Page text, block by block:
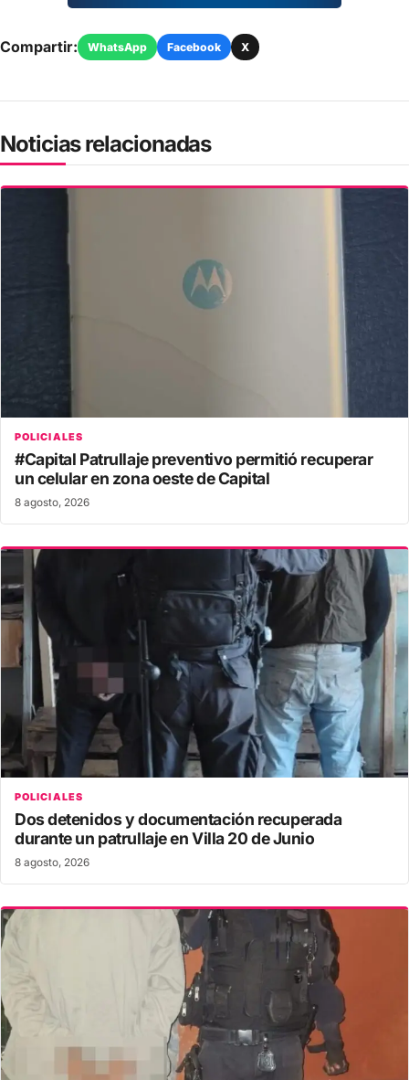
Compartir: WhatsApp Facebook X
Noticias relacionadas
POLICIALES
#Capital Patrullaje preventivo permitió recuperar
un celular en zona oeste de Capital
8 agosto, 2026
POLICIALES
Dos detenidos y documentación recuperada
durante un patrullaje en Villa 20 de Junio
8 agosto, 2026